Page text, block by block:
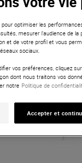
optimiser les
mesurer l'audience de
et de votre profil et vous
sociaux.
vos préférences, cliquez
dont nous traitons vos
notre Politique de
Accepter et